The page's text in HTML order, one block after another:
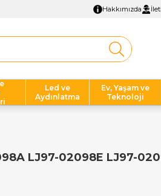
Hakkımızda
Led ve
Aydınlatma
Ev, Yaşam ve
Teknoloji
LJ97-02098E LJ97-